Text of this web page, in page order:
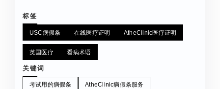
标签
USC病假条 在线医疗证明 AtheClinic医疗证明
英国医疗 看病术语
关键词
考试用的病假条 AtheClinic病假条服务